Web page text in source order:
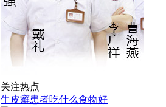
关注热点
牛皮癣患者吃什么食物好